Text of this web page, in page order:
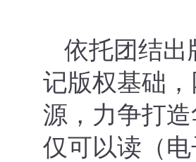
依托团结出
记版权基础
源，力争打
仅可以读（